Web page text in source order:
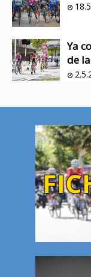
Ya
de